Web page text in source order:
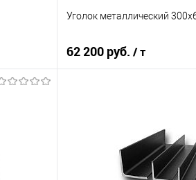
Уголок металлический
62 200 руб. / т
Купить в 1 клик
В избранное